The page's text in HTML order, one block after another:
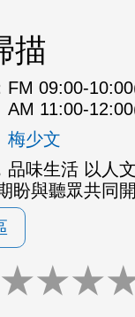
描
FM 09:00-
AM 11:00-
梅少文
品味生活 以人
盼與聽眾共同
★★★